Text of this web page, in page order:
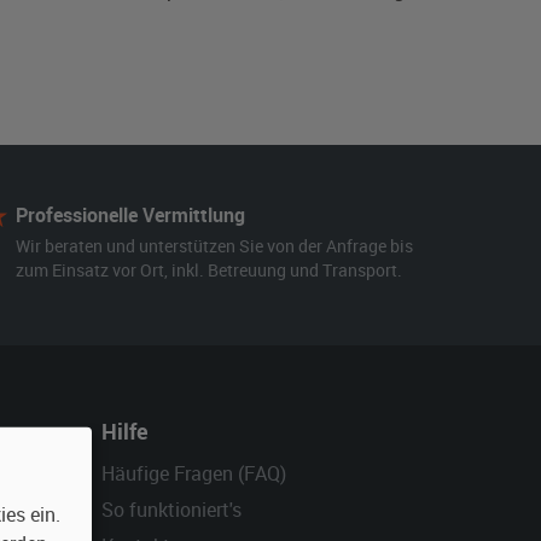
Professionelle Vermittlung
Wir beraten und unterstützen Sie von der Anfrage bis
zum Einsatz vor Ort, inkl. Betreuung und Transport.
Hilfe
Häufige Fragen (FAQ)
So funktioniert's
ein.